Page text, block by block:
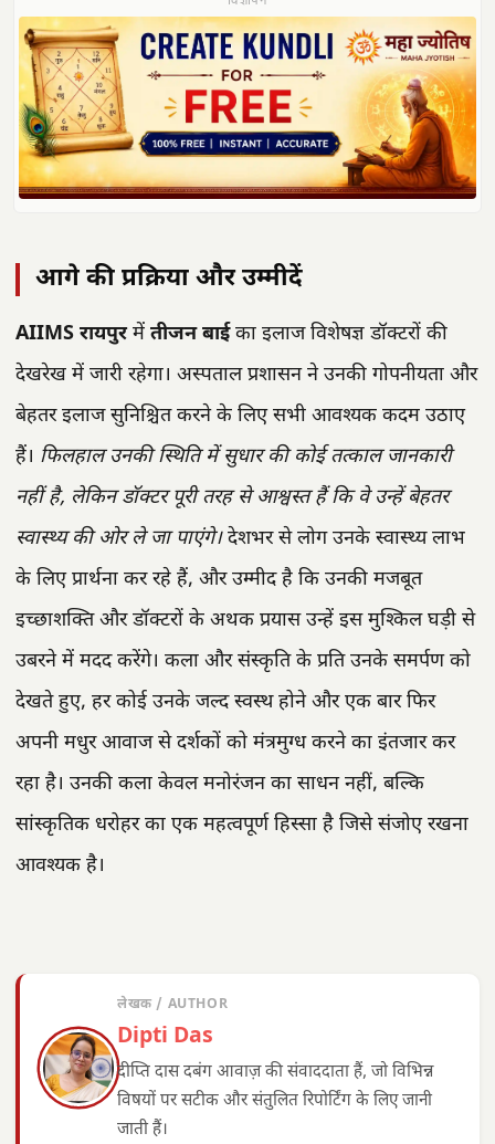
आगे की प्रक्रिया और उम्मीदें
AIIMS रायपुरमें तीजन बाईका इलाज विशेषज्ञ डॉक्टरों की
देखरेख में जारी रहेगा। अस्पताल प्रशासन ने उनकी गोपनीयता और
बेहतर इलाज सुनिश्चित करने के लिए सभी आवश्यक कदम उठाए
हैं। फिलहाल उनकी स्थिति में सुधार की कोई तत्काल जानकारी
नहीं है, लेकिन डॉक्टर पूरी तरह से आश्वस्त हैं कि वे उन्हें बेहतर
स्वास्थ्य की ओर ले जा पाएंगे।देशभर से लोग उनके स्वास्थ्य लाभ
के लिए प्रार्थना कर रहे हैं, और उम्मीद है कि उनकी मजबूत
इच्छाशक्ति और डॉक्टरों के अथक प्रयास उन्हें इस मुश्किल घड़ी से
उबरने में मदद करेंगे। कला और संस्कृति के प्रति उनके समर्पण को
देखते हुए, हर कोई उनके जल्द स्वस्थ होने और एक बार फिर
अपनी मधुर आवाज से दर्शकों को मंत्रमुग्ध करने का इंतजार कर
रहा है। उनकी कला केवल मनोरंजन का साधन नहीं, बल्कि
सांस्कृतिक धरोहर का एक महत्वपूर्ण हिस्सा है जिसे संजोए रखना
आवश्यक है।
लेखक / AUTHOR
Dipti Das
दीप्ति दास दबंग आवाज़ की संवाददाता हैं, जो विभिन्न
विषयों पर सटीक और संतुलित रिपोर्टिंग के लिए जानी
जाती हैं।